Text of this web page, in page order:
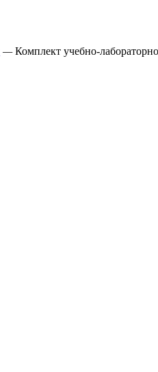
—Комплект учебно-